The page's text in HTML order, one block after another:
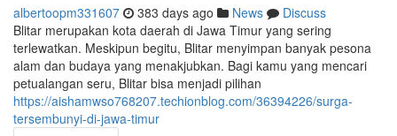
albertoopm331607 383 days ago News
Discuss
Blitar merupakan kota daerah di Jawa Timur yang sering
terlewatkan. Meskipun begitu, Blitar menyimpan banyak pesona
alam dan budaya yang menakjubkan. Bagi kamu yang mencari
petualangan seru, Blitar bisa menjadi pilihan
https://aishamwso768207.techionblog.com/36394226/surga-
tersembunyi-di-jawa-timur